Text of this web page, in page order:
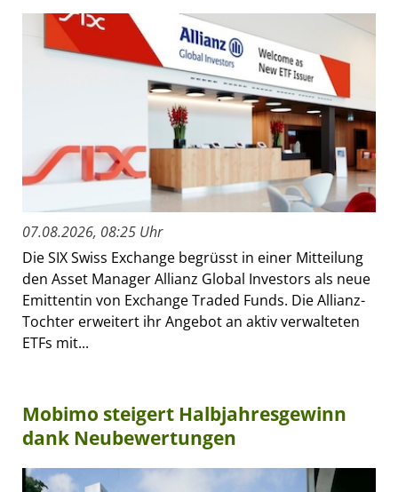
07.08.2026, 08:25 Uhr
Die SIX Swiss Exchange begrüsst in einer Mitteilung
den Asset Manager Allianz Global Investors als neue
Emittentin von Exchange Traded Funds. Die Allianz-
Tochter erweitert ihr Angebot an aktiv verwalteten
ETFs mit...
Mobimo steigert Halbjahresgewinn
dank Neubewertungen